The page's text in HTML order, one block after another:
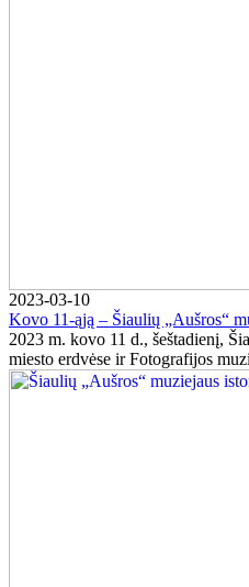
2023-03-10
Kovo 11-ąją – Šiaulių „Aušros“
2023 m. kovo 11 d., šeštadienį,
miesto erdvėse ir Fotografijos